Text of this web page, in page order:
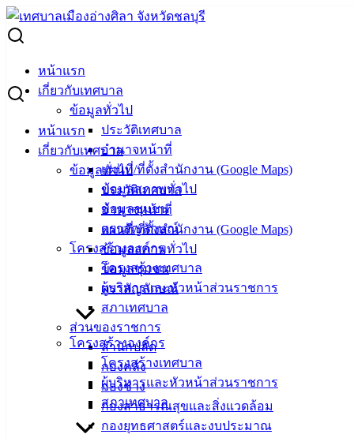
Skip
to
content
หน้าแรก
เกี่ยวกับเทศบาล
ข้อมูลทั่วไป
ประวัติเทศบาล
อำนาจหน้าที่
แผนที่/ที่ตั้งสำนักงาน (Google Maps)
ข้อมูลสภาพทั่วไป
ข้อมูลชุมชน
ตราสัญลักษณ์
โครงสร้างองค์กร
โครงสร้างเทศบาล
ผู้บริหารและหัวหน้าส่วนราชการ
สภาเทศบาล
ส่วนของราชการ
สำนักปลัด
กองคลัง
กองช่าง
กองสาธารณสุขและสิ่งแวดล้อม
กองยุทธศาสตร์และงบประมาณ
หน้าแรก
เกี่ยวกับเทศบาล
ข้อมูลทั่วไป
ประวัติเทศบาล
อำนาจหน้าที่
แผนที่/ที่ตั้งสำนักงาน (Google Maps)
ข้อมูลสภาพทั่วไป
ข้อมูลชุมชน
ตราสัญลักษณ์
โครงสร้างองค์กร
โครงสร้างเทศบาล
ผู้บริหารและหัวหน้าส่วนราชการ
สภาเทศบาล
Search
10 ธันวาคม วันรัฐธรรมนูญ
10 ธันวาคม วันรัฐธรรมนูญ
ธันวาคม 10, 2024ธันวาคม 19, 2024
ข่าวสารน่ารู้
วันรัฐธรรมนูญ วันที่ ๑๐ ธันวาคม ๒๕๖๗ “พระบาทสมเด็จพระ
ปกเกล้าเจ้าอยู่หัวทรงพระราชทานรัฐธรรมนูญฉบับถาวรฉบับ
แรก อันเป็นกฎหมายสูงสุดของประเทศให้กับประชาชนชาวไทย
ในวันที่ ๑๐ ธันวาคม พ.ศ.๒๔๗๕ หลังจากนั้นจึงถือเอา วันที่ ๑๐
ธันวาคม ของทุกปี เป็นวันรัฐธรรมนูญ”
เทศบาล